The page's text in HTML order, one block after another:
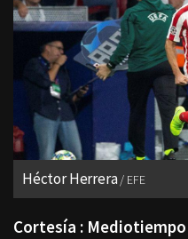
Héctor Herrera EFE
Cortesía : Mediotiempo